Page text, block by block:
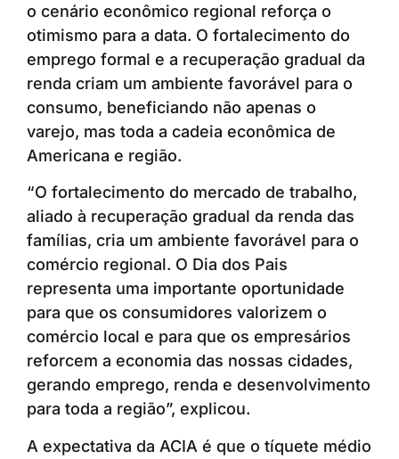
o cenário econômico regional reforça o
otimismo para a data. O fortalecimento do
emprego formal e a recuperação gradual da
renda criam um ambiente favorável para o
consumo, beneficiando não apenas o
varejo, mas toda a cadeia econômica de
Americana e região.
“O fortalecimento do mercado de trabalho,
aliado à recuperação gradual da renda das
famílias, cria um ambiente favorável para o
comércio regional. O Dia dos Pais
representa uma importante oportunidade
para que os consumidores valorizem o
comércio local e para que os empresários
reforcem a economia das nossas cidades,
gerando emprego, renda e desenvolvimento
para toda a região”, explicou.
A expectativa da ACIA é que o tíquete médio